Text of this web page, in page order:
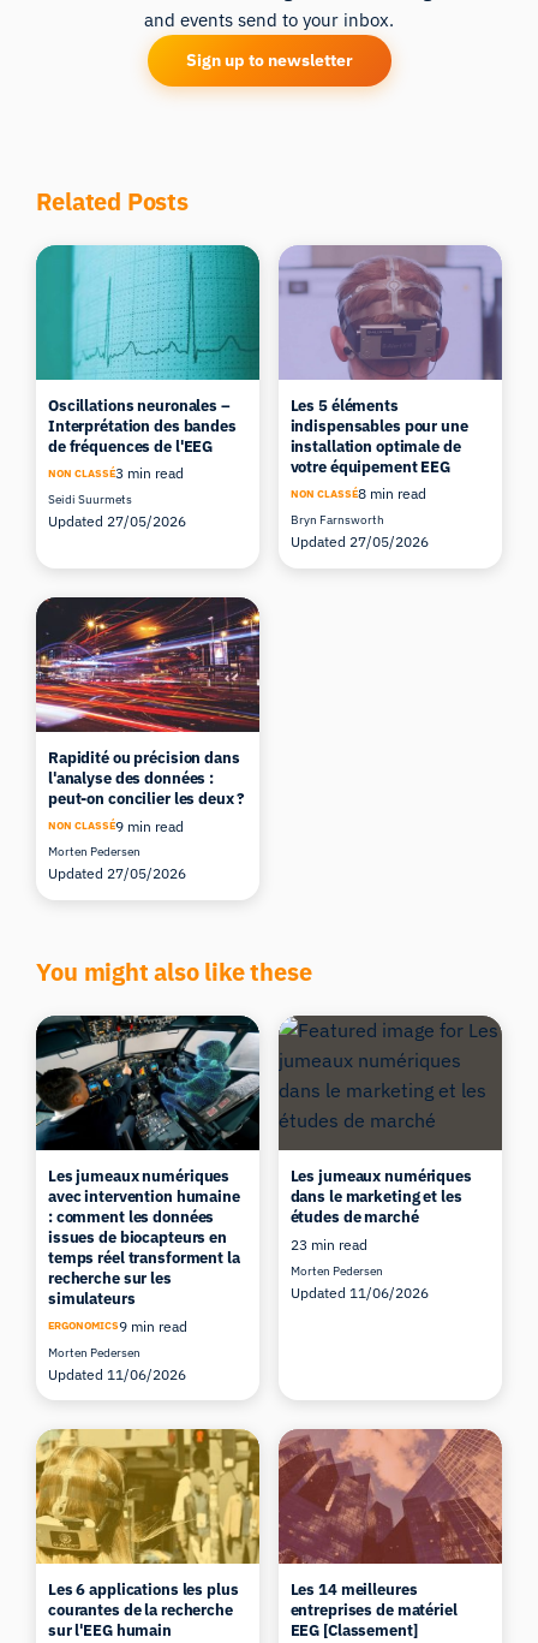
and events send to your inbox.
Sign up to newsletter
Related Posts
Oscillations neuronales –
Interprétation des bandes
de fréquences de l'EEG
NON CLASSÉ3 min read
Seidi Suurmets
Updated 27/05/2026
Les 5 éléments
indispensables pour une
installation optimale de
votre équipement EEG
NON CLASSÉ8 min read
Bryn Farnsworth
Updated 27/05/2026
Rapidité ou précision dans
l'analyse des données :
peut-on concilier les deux ?
NON CLASSÉ9 min read
Morten Pedersen
Updated 27/05/2026
You might also like these
Les jumeaux numériques
avec intervention humaine
: comment les données
issues de biocapteurs en
temps réel transforment la
recherche sur les
simulateurs
ERGONOMICS9 min read
Morten Pedersen
Updated 11/06/2026
Les jumeaux numériques
dans le marketing et les
études de marché
23 min read
Morten Pedersen
Updated 11/06/2026
Les 6 applications les plus
courantes de la recherche
sur l'EEG humain
Les 14 meilleures
entreprises de matériel
EEG [Classement]